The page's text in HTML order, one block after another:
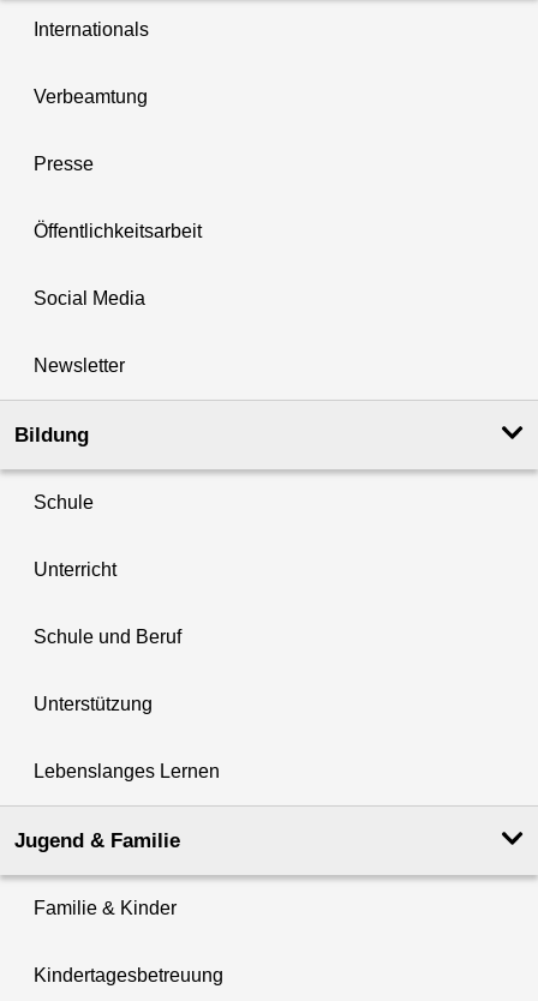
Internationals
Verbeamtung
Presse
Öffentlichkeitsarbeit
Social Media
Newsletter
Bildung
Schule
Unterricht
Schule und Beruf
Unterstützung
Lebenslanges Lernen
Jugend & Familie
Familie & Kinder
Kindertagesbetreuung